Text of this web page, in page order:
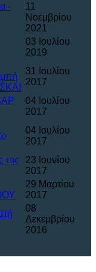
-
11
Νοεμβρίου
2021
03 Ιουλίου
2019
31 Ιουλίου
2017
04 Ιουλίου
2017
04 Ιουλίου
2017
της
23 Ιουνίου
2017
29 Μαρτίου
2017
08
Δεκεμβρίου
2016